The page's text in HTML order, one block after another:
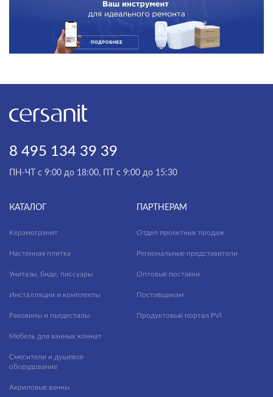
8 495 134 39 39
ПН-ЧТ с 9:00 до 18:00, ПТ с 9:00 до 15:30
КАТАЛОГ
Керамогранит
Настенная плитка
Унитазы, биде, писсуары
Инсталляции и комплекты
Раковины и пьедесталы
Мебель для ванных комнат
Смесители и душевое
оборудование
Акриловые ванны
ПАРТНЕРАМ
Отдел проектных продаж
Региональные представители
Оптовые поставки
Поставщикам
Продуктовый портал PVI